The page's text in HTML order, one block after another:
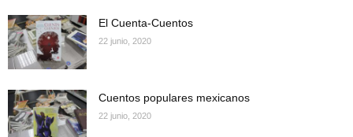
El Cuenta-Cuentos
22 junio, 2020
Cuentos populares mexicanos
22 junio, 2020